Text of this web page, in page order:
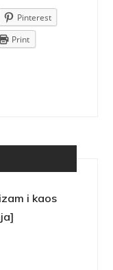
Pinterest
Print
i kaos